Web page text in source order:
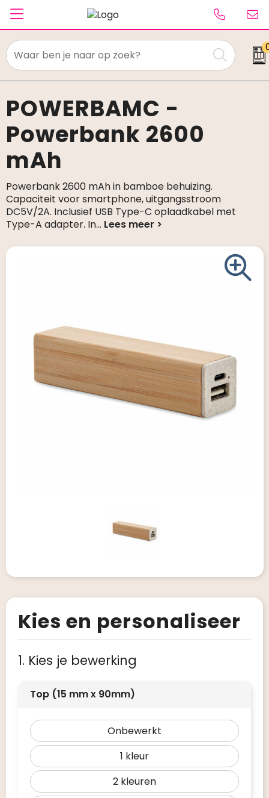
Textiel
Paraplu's
Caps & Beanies
Tassen
Drinkwaren
Schrijfwaren
POWERBAMC -
Powerbank 2600
mAh
Powerbank 2600 mAh in bamboe behuizing.
Capaciteit voor smartphone, uitgangsstroom
DC5V/2A. Inclusief USB Type-C oplaadkabel met
Type-A adapter. In...
Kies en personaliseer
1. Kies je bewerking
Top (15 mm x 90mm)
Onbewerkt
1
2